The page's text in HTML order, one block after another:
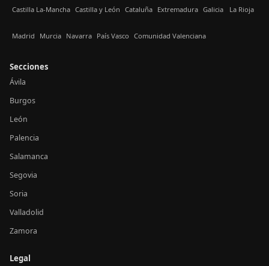
Castilla La-Mancha Castilla y León Cataluña Extremadura Galicia La Rioja
Madrid Murcia Navarra País Vasco Comunidad Valenciana
Secciones
Ávila
Burgos
León
Palencia
Salamanca
Segovia
Soria
Valladolid
Zamora
Legal